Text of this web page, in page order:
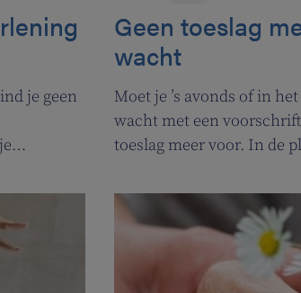
je geen
Geen toeslag
wacht
Moet je ’s avonds of in
wacht met een
toeslag meer voor. In de